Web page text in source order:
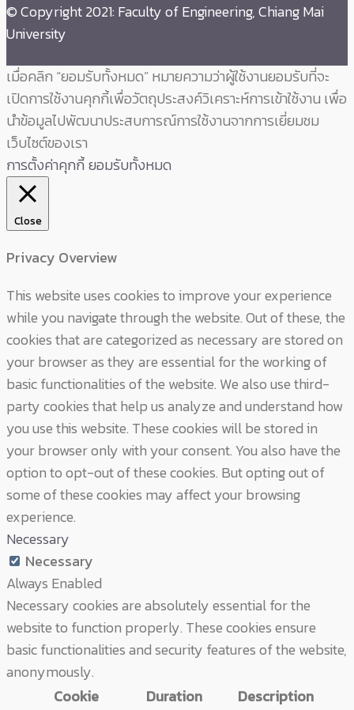
© Copyright 2021: Faculty of Engineering, Chiang Mai
University
เมื่อคลิก “ยอมรับทั้งหมด” หมายความว่าผู้ใช้งานยอมรับที่จะ
เปิดการใช้งานคุกกี้เพื่อวัตถุประสงค์วิเคราะห์การเข้าใช้งาน เพื่อ
นำข้อมูลไปพัฒนาประสบการณ์การใช้งานจากการเยี่ยมชม
เว็บไซต์ของเรา
การตั้งค่าคุกกี้ยอมรับทั้งหมด
Close
Privacy Overview
This website uses cookies to improve your experience
while you navigate through the website. Out of these, the
cookies that are categorized as necessary are stored on
your browser as they are essential for the working of
basic functionalities of the website. We also use third-
party cookies that help us analyze and understand how
you use this website. These cookies will be stored in
your browser only with your consent. You also have the
option to opt-out of these cookies. But opting out of
some of these cookies may affect your browsing
experience.
Necessary
Necessary
Always Enabled
Necessary cookies are absolutely essential for the
website to function properly. These cookies ensure
basic functionalities and security features of the website,
anonymously.
Cookie
Duration Description